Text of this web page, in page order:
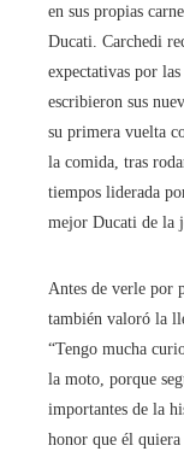
en sus propias
Ducati. Carchedi
expectativas por
escribieron sus
su primera vuelta
la comida, tras
tiempos liderada
mejor Ducati de la
Antes de verle por
también valoró la
“Tengo mucha
la moto, porque
importantes de la
honor que él